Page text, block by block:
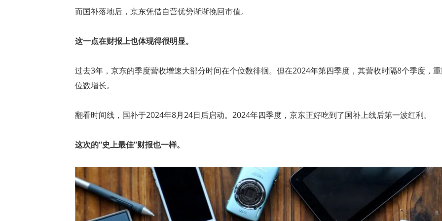
而国补落地后，京东凭借自营优势渐渐挽回市值。
这一点在财报上也体现得很明显。
过去3年，京东的季度营收增速大部分时间在个位数徘徊。但在2024年第四季度，其营收时隔8个季度，
位数增长。
翻看时间线，国补于2024年8月24日后启动。2024年四季度，京东正好吃到了国补上线后第一波红利。
这次的“史上最佳”财报也一样。